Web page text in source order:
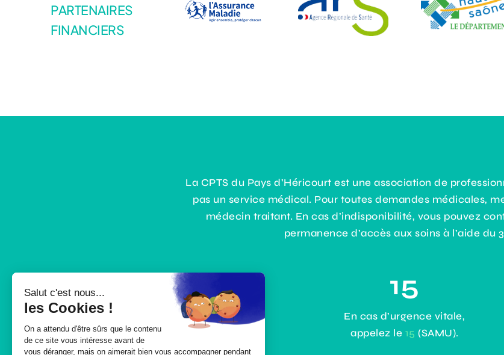
PARTENAIRES
FINANCIERS
La CPTS du Pays d’Héricourt est une association de
pas un service médical. Pour toutes demandes médicales,
médecin traitant. En cas d’indisponibilité, vous pouvez
permanence d’accès aux soins à l’aide du
116 117
Pour trouver un médecin de
garde0,06€ / min + prix de l’appel
/De 20h00 à 24h00, Week-end et
15
En cas d’urgence vitale,
appelez le 15 (SAMU).